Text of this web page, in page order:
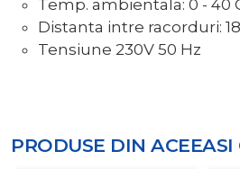
Temp. ambientala: 0 - 40
Distanta intre racorduri:
Tensiune 230V 50 Hz
PRODUSE DIN ACEEASI